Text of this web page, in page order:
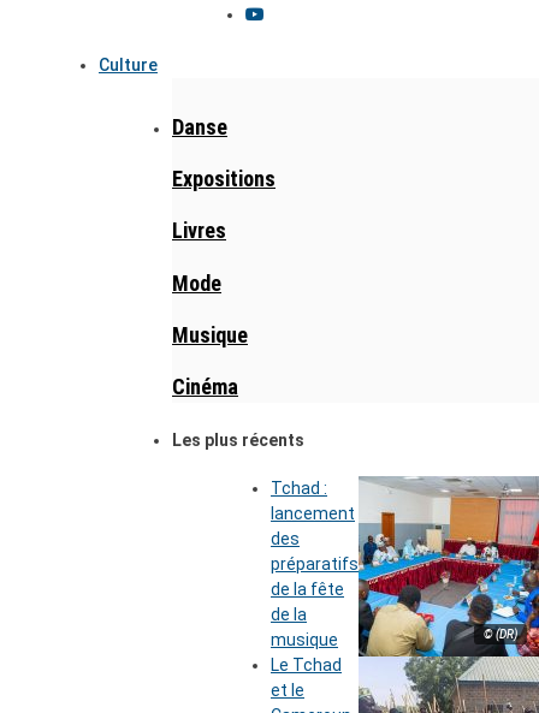
Culture
Danse
Expositions
Livres
Mode
Musique
Cinéma
Les plus récents
© (DR)
Tchad :
lancement
des
préparatifs
de la fête
de la
musique
Le Tchad
et le